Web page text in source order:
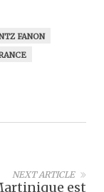
FANON
NEXT ARTICLE
est